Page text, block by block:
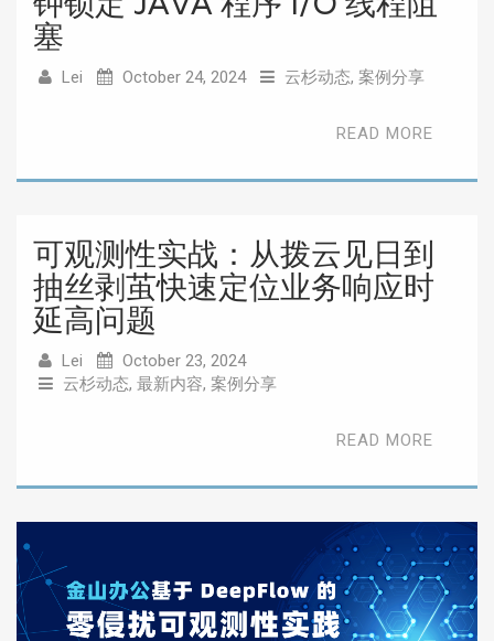
塞
Lei October 24, 2024 云杉动态, 案例分享
READ MORE
可观测性实战：从拨云见日到
抽丝剥茧快速定位业务响应时
延高问题
Lei
October 23, 2024
云杉动态, 最新内容, 案例分享
READ MORE